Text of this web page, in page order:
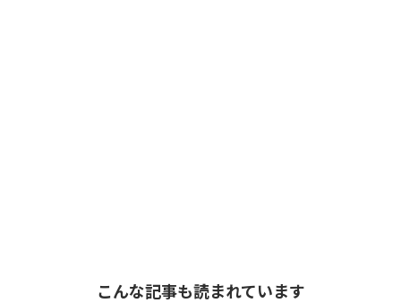
こんな記事も読まれています